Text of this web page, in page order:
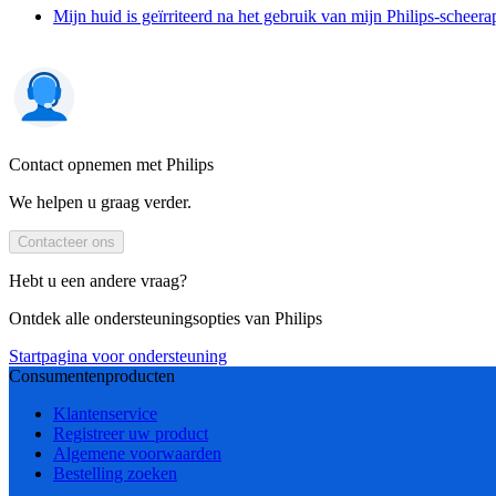
Mijn huid is geïrriteerd na het gebruik van mijn Philips-
Contact opnemen met Philips
We helpen u graag verder.
Contacteer ons
Hebt u een andere vraag?
Ontdek alle ondersteuningsopties van Philips
Startpagina voor ondersteuning
Consumentenproducten
Klantenservice
Registreer uw product
Algemene voorwaarden
Bestelling zoeken